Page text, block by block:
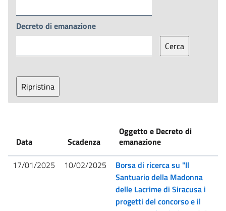
Decreto di emanazione
Data Scadenza
Oggetto e Decreto di
emanazione
17/01/2025
10/02/2025
Borsa di ricerca su "Il
Santuario della Madonna
delle Lacrime di Siracusa i
progetti del concorso e il